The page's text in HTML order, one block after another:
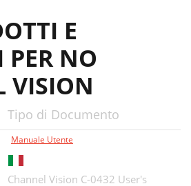
E
NO
VISION
Tipo di Documento
Manuale Utente
Channel Vision C-0432 User's